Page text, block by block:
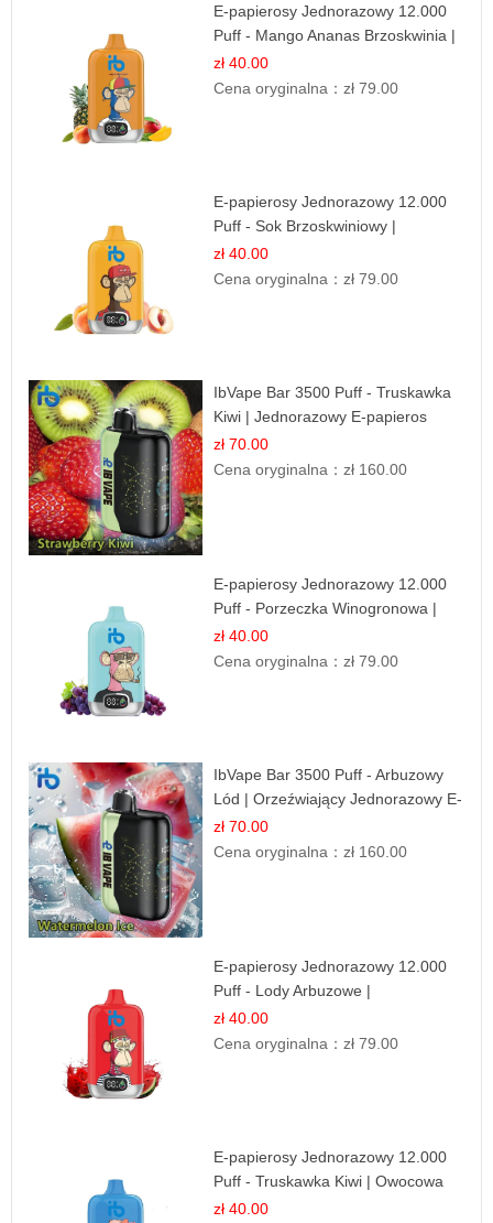
E-papierosy Jednorazowy 12.000
Puff - Mango Ananas Brzoskwinia |
Tropikalna Mieszanka
zł 40.00
Cena oryginalna：zł 79.00
E-papierosy Jednorazowy 12.000
Puff - Sok Brzoskwiniowy |
Owocowa Świeżość
zł 40.00
Cena oryginalna：zł 79.00
IbVape Bar 3500 Puff - Truskawka
Kiwi | Jednorazowy E-papieros
zł 70.00
Cena oryginalna：zł 160.00
E-papierosy Jednorazowy 12.000
Puff - Porzeczka Winogronowa |
Owocowa Moc
zł 40.00
Cena oryginalna：zł 79.00
IbVape Bar 3500 Puff - Arbuzowy
Lód | Orzeźwiający Jednorazowy E-
papieros
zł 70.00
Cena oryginalna：zł 160.00
E-papierosy Jednorazowy 12.000
Puff - Lody Arbuzowe |
Orzeźwiający Smak
zł 40.00
Cena oryginalna：zł 79.00
E-papierosy Jednorazowy 12.000
Puff - Truskawka Kiwi | Owocowa
Równowaga
zł 40.00